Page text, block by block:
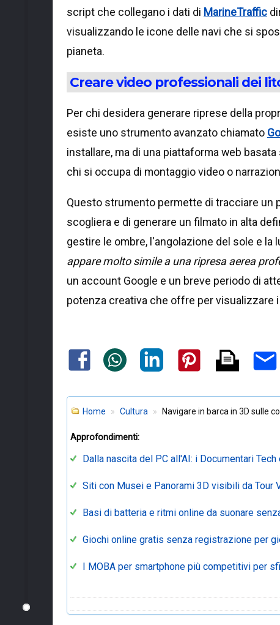
script che collegano i dati di MarineTraffic
visualizzando le icone delle navi che si
pianeta.
Creare video professionali dei
Per chi desidera generare riprese della
esiste uno strumento avanzato chiamato
installare, ma di una piattaforma web
chi si occupa di montaggio video o
Questo strumento permette di tracciare un
scogliera e di generare un filmato in alta
gestire le ombre, l'angolazione del sole e la
appare molto simile a una ripresa aerea
un account Google e un breve periodo di
potenza creativa che offre per visualizzare
Home Cultura Navigare in barca in 3D sulle
Approfondimenti:
Dalla nascita del PC all'AI: i Documentari
Siti con Musei e Panorami 3D visibili da Tour
Basi di batteria e ritmi online da suonare
Giochi online gratis senza registrazione per
I MOBA per smartphone più competitivi per